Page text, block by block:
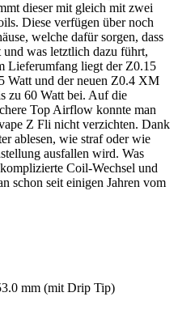
dieser mit gleich mit zwei
Diese verfügen über noch
welche dafür sorgen, dass
was letztlich dazu führt,
Lieferumfang liegt der Z0.15
Watt und der neuen Z0.4 XM
zu 60 Watt bei. Auf die
Top Airflow konnte man
Z Fli nicht verzichten. Dank
ablesen, wie straf oder wie
ausfallen wird. Was
Coil-Wechsel und
schon seit einigen Jahren vom
mm (mit Drip Tip)